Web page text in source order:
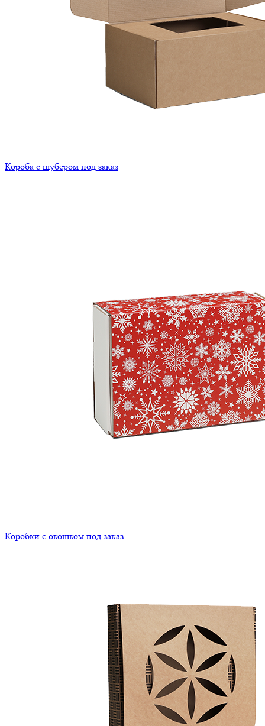
Короба с шубером под заказ
Коробки с окошком под заказ